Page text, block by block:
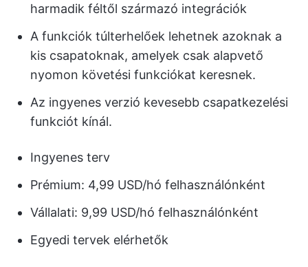
harmadik féltől származó integrációk
A funkciók túlterhelőek lehetnek azoknak a
kis csapatoknak, amelyek csak alapvető
nyomon követési funkciókat keresnek.
Az ingyenes verzió kevesebb csapatkezelési
funkciót kínál.
Ingyenes terv
Prémium: 4,99 USD/hó felhasználónként
Vállalati: 9,99 USD/hó felhasználónként
Egyedi tervek elérhetők